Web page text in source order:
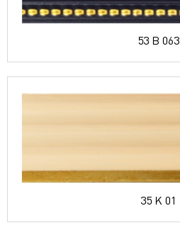
53 B 063
35 K 01